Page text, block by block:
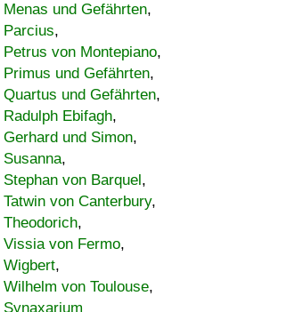
Menas und Gefährten,
Parcius,
Petrus von Montepiano,
Primus und Gefährten,
Quartus und Gefährten,
Radulph Ebifagh,
Gerhard und Simon,
Susanna,
Stephan von Barquel,
Tatwin von Canterbury,
Theodorich,
Vissia von Fermo,
Wigbert,
Wilhelm von Toulouse,
Synaxarium